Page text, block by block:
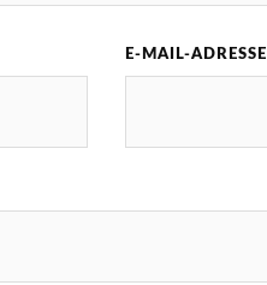
E-MAIL-ADRESSE